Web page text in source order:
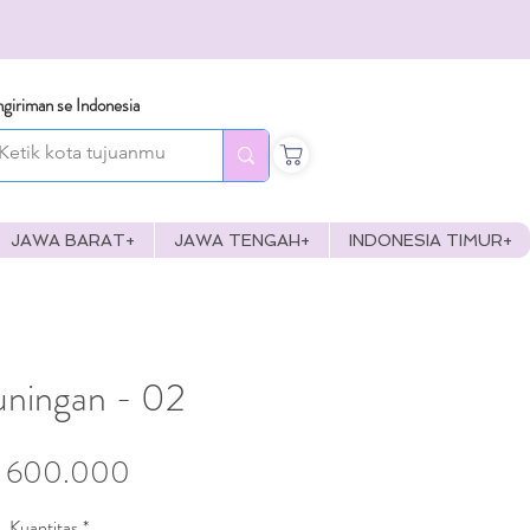
se Indonesia
JAWA BARAT+ JAWA TENGAH+ INDONESIA TIMUR+
- 02
600.000